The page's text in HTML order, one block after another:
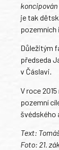
koncipován
je tak
pozemních
Důležitým
předseda
v Čáslavi.
V roce
pozemní
švédského
Text:
Foto: 21.